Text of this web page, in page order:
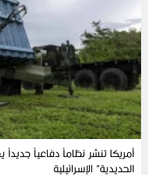
أمريكا تنشر نظاماً دفاعياً
الحديدية” الإسرائيلية